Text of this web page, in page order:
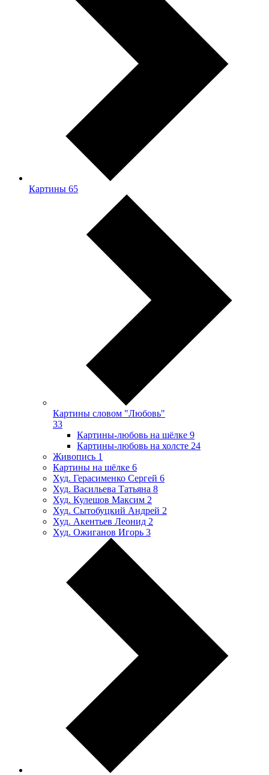
Картины 65
Картины словом "Любовь"
33
Картины-любовь на шёлке 9
Картины-любовь на холсте 24
Живопись 1
Картины на шёлке 6
Худ. Герасименко Сергей 6
Худ. Васильева Татьяна 8
Худ. Кулешов Максим 2
Худ. Сытобуцкий Андрей 2
Худ. Акентьев Леонид 2
Худ. Ожиганов Игорь 3